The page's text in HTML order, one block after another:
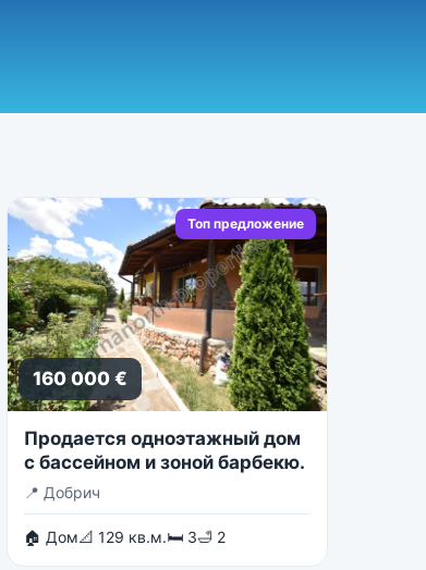
Топ предложение
160 000 €
Продается одноэтажный дом
с бассейном и зоной барбекю.
📍 Добрич
🏠 Дом📐 129 кв.м.🛏 3🛁 2